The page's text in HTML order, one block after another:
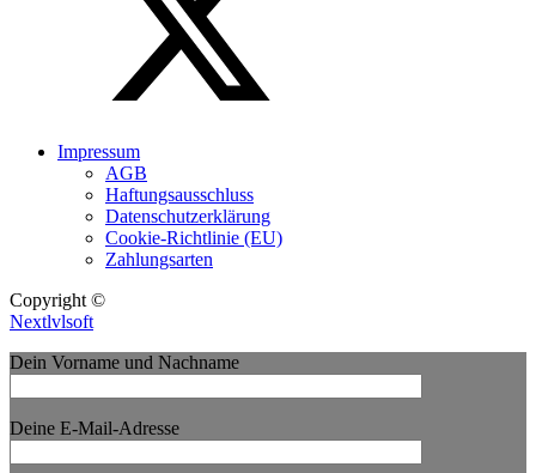
Impressum
AGB
Haftungsausschluss
Datenschutzerklärung
Cookie-Richtlinie (EU)
Zahlungsarten
Copyright ©
Nextlvlsoft
Dein Vorname und Nachname
Deine E-Mail-Adresse